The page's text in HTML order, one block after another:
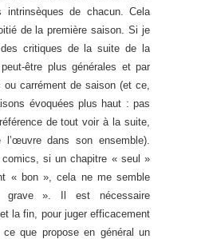
intrinsèques de chacun. Cela
de la première saison. Si je
des critiques de la suite de la
être plus générales et par
ou carrément de saison (et ce,
évoquées plus haut : pas
de tout voir à la suite,
l’œuvre dans son ensemble).
si un chapitre « seul »
« bon », cela ne me semble
grave ». Il est nécessaire
la fin, pour juger efficacement
que propose en général un